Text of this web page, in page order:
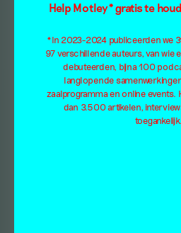
Help Motley* gratis te
*In 2023-2024 publiceerden we
97 verschillende auteurs, van wie
debuteerden, bijna 100
langlopende
zaalprogramma en online
dan 3.500 artikelen,
toegankelijk.